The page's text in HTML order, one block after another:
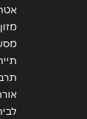
מזון